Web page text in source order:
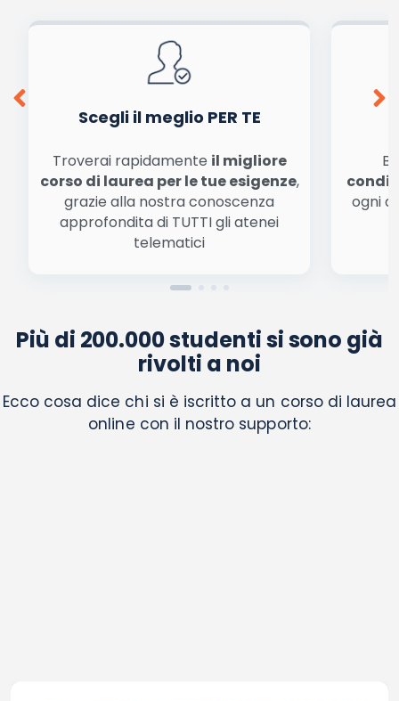
Ho letto e acconsento l'
Acconsento all'uso dei miei dati da parte di terzi per
finalità di marketing diretto con modalità
conferma e pubblica
Scegli il meglio PER TE
Troverai rapidamente il migliore
corso di laurea per le tue esigenze,
grazie alla nostra conoscenza
approfondita di TUTTI gli atenei
telematici
ogni
Più di 200.000 studenti si sono già
rivolti a noi
Ecco cosa dice chi si è iscritto a un corso di laurea
online con il nostro supporto: